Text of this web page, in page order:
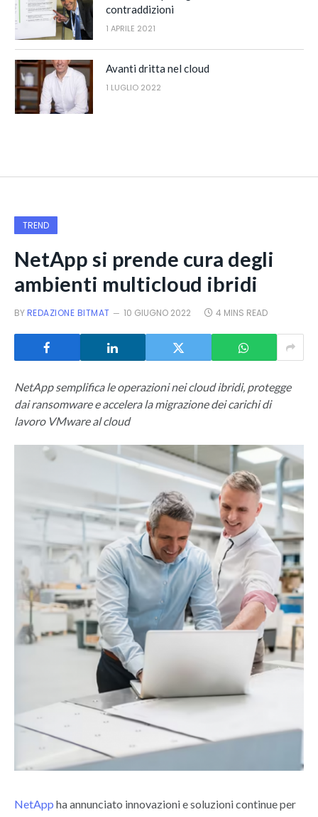
contraddizioni
1 APRILE 2021
Avanti dritta nel cloud
1 LUGLIO 2022
TREND
NetApp si prende cura degli
ambienti multicloud ibridi
BYREDAZIONE BITMAT 10 GIUGNO 2022 4 MINS READ
NetApp semplifica le operazioni nei cloud ibridi, protegge
dai ransomware e accelera la migrazione dei carichi di
lavoro VMware al cloud
NetApp ha annunciato innovazioni e soluzioni continue per